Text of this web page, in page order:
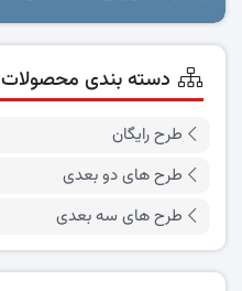
دسته بندی محصولات
طرح رایگان
طرح های دو بعدی
طرح های سه بعدی